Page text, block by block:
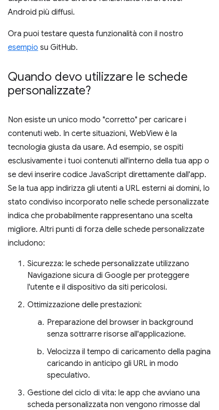
Android più diffusi.
Ora puoi testare questa funzionalità con il nostro
esempio su GitHub.
Quando devo utilizzare le schede
personalizzate?
Non esiste un unico modo "corretto" per caricare i
contenuti web. In certe situazioni, WebView è la
tecnologia giusta da usare. Ad esempio, se ospiti
esclusivamente i tuoi contenuti all'interno della tua app o
se devi inserire codice JavaScript direttamente dall'app.
Se la tua app indirizza gli utenti a URL esterni ai domini, lo
stato condiviso incorporato nelle schede personalizzate
indica che probabilmente rappresentano una scelta
migliore. Altri punti di forza delle schede personalizzate
includono:
Sicurezza: le schede personalizzate utilizzano
Navigazione sicura di Google per proteggere
l'utente e il dispositivo da siti pericolosi.
Ottimizzazione delle prestazioni:
Preparazione del browser in background
senza sottrarre risorse all'applicazione.
Velocizza il tempo di caricamento della pagina
caricando in anticipo gli URL in modo
speculativo.
Gestione del ciclo di vita: le app che avviano una
scheda personalizzata non vengono rimosse dal